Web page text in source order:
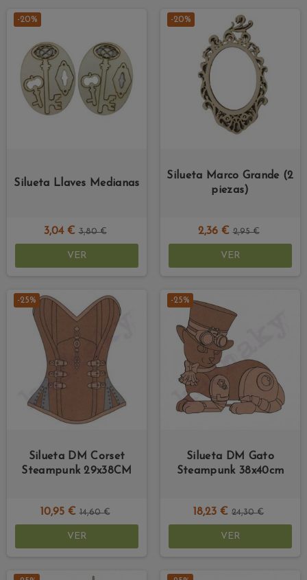
-20%
Silueta Llaves Medianas
3,04 € 3,80 €
VER
-20%
Silueta Marco Grande (2
piezas)
2,36 € 2,95 €
VER
-25%
Silueta DM Corset
Steampunk 29x38CM
10,95 € 14,60 €
VER
-25%
Silueta DM Gato
Steampunk 38x40cm
18,23 € 24,30 €
VER